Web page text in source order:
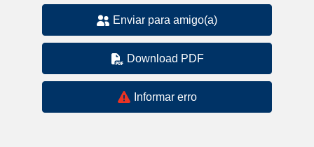
Enviar para amigo(a)
Download PDF
Informar erro